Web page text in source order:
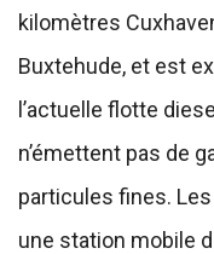
kilomètres
Buxtehude, et est
l’actuelle flotte
n’émettent pas de
particules fines.
une station mobile